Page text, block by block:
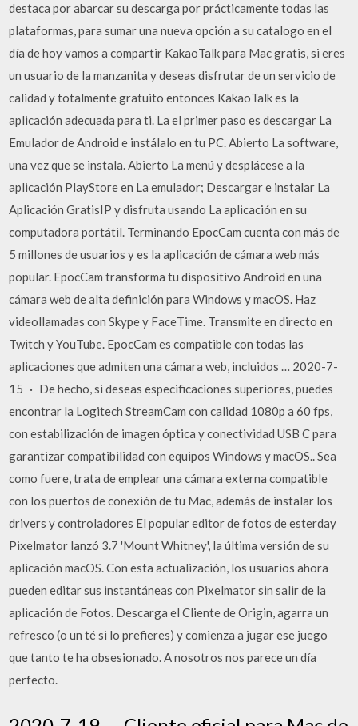
destaca por abarcar su descarga por prácticamente todas las
plataformas, para sumar una nueva opción a su catalogo en el
día de hoy vamos a compartir KakaoTalk para Mac gratis, si eres
un usuario de la manzanita y deseas disfrutar de un servicio de
calidad y totalmente gratuito entonces KakaoTalk es la
aplicación adecuada para ti. La el primer paso es descargar La
Emulador de Android e instálalo en tu PC. Abierto La software,
una vez que se instala. Abierto La menú y desplácese a la
aplicación PlayStore en La emulador; Descargar e instalar La
Aplicación GratisIP y disfruta usando La aplicación en su
computadora portátil. Terminando EpocCam cuenta con más de
5 millones de usuarios y es la aplicación de cámara web más
popular. EpocCam transforma tu dispositivo Android en una
cámara web de alta definición para Windows y macOS. Haz
videollamadas con Skype y FaceTime. Transmite en directo en
Twitch y YouTube. EpocCam es compatible con todas las
aplicaciones que admiten una cámara web, incluidos … 2020-7-
15 · De hecho, si deseas especificaciones superiores, puedes
encontrar la Logitech StreamCam con calidad 1080p a 60 fps,
con estabilización de imagen óptica y conectividad USB C para
garantizar compatibilidad con equipos Windows y macOS.. Sea
como fuere, trata de emplear una cámara externa compatible
con los puertos de conexión de tu Mac, además de instalar los
drivers y controladores El popular editor de fotos de esterday
Pixelmator lanzó 3.7 'Mount Whitney', la última versión de su
aplicación macOS. Con esta actualización, los usuarios ahora
pueden editar sus instantáneas con Pixelmator sin salir de la
aplicación de Fotos. Descarga el Cliente de Origin, agarra un
refresco (o un té si lo prefieres) y comienza a jugar ese juego
que tanto te ha obsesionado. A nosotros nos parece un día
perfecto.